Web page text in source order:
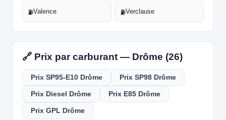
⛽Valence ⛽Verclause
🔗 Prix par carburant — Drôme (26)
Prix SP95-E10 Drôme Prix SP98 Drôme
Prix Diesel Drôme Prix E85 Drôme
Prix GPL Drôme